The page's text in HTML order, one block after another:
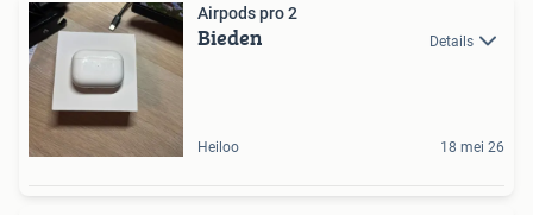
Airpods pro 2
Bieden Details
Heiloo 18 mei 26